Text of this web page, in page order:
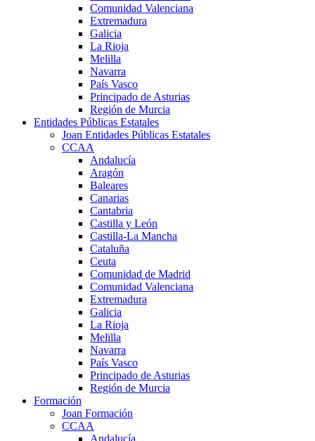
Comunidad Valenciana
Extremadura
Galicia
La Rioja
Melilla
Navarra
País Vasco
Principado de Asturias
Región de Murcia
Entidades Públicas Estatales
Joan Entidades Públicas Estatales
CCAA
Andalucía
Aragón
Baleares
Canarias
Cantabria
Castilla y León
Castilla-La Mancha
Cataluña
Ceuta
Comunidad de Madrid
Comunidad Valenciana
Extremadura
Galicia
La Rioja
Melilla
Navarra
País Vasco
Principado de Asturias
Región de Murcia
Formación
Joan Formación
CCAA
Andalucía